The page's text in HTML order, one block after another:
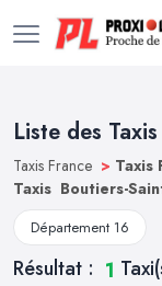
Liste des
Taxis France > Taxis
Taxis Boutiers-
Département 16
Résultat : 1